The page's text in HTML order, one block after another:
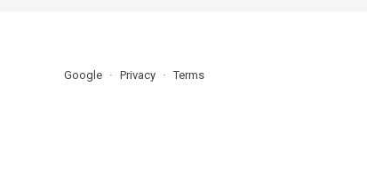
Google Privacy Terms